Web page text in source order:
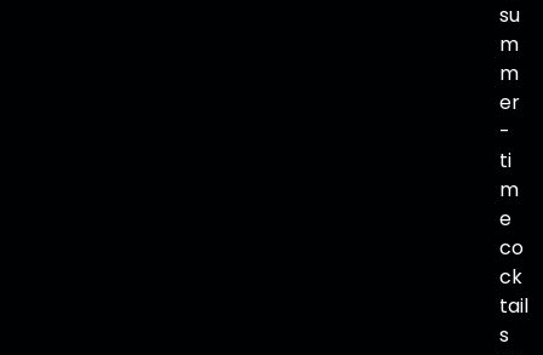
su
m
m
er
-
ti
m
e
co
ck
tail
s